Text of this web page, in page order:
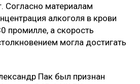
Согласно материалам
алкоголя в крови
промилле, а скорость
могла достигать
Пак был признан